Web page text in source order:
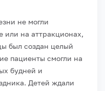
не могли
или на аттракционах,
был создан целый
пациенты смогли на
будней и
Детей ждали